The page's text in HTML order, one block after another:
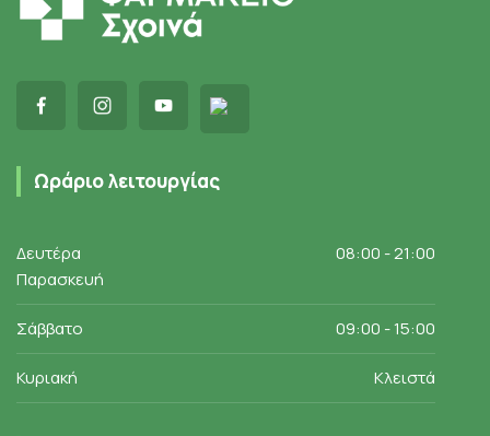
Ωράριο λειτουργίας
Δευτέρα
Παρασκευή
08:00 - 21:00
Σάββατο 09:00 - 15:00
Κυριακή Κλειστά